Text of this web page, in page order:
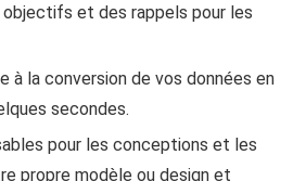
objectifs et des rappels pour les
à la conversion de vos données en
secondes.
pour les conceptions et les
propre modèle ou design et